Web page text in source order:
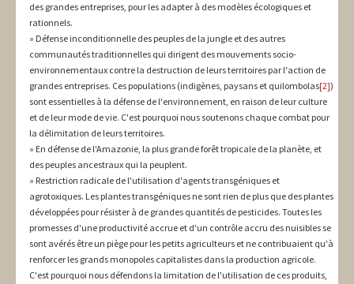
des grandes entreprises, pour les adapter à des modèles écologiques et
rationnels.
Défense inconditionnelle des peuples de la jungle et des autres
communautés traditionnelles qui dirigent des mouvements socio-
environnementaux contre la destruction de leurs territoires par l'action de
grandes entreprises. Ces populations (indigènes, paysans et quilombolas[2])
sont essentielles à la défense de l'environnement, en raison de leur culture
et de leur mode de vie. C'est pourquoi nous soutenons chaque combat pour
la délimitation de leurs territoires.
En défense de l'Amazonie, la plus grande forêt tropicale de la planète, et
des peuples ancestraux qui la peuplent.
Restriction radicale de l'utilisation d'agents transgéniques et
agrotoxiques. Les plantes transgéniques ne sont rien de plus que des plantes
développées pour résister à de grandes quantités de pesticides. Toutes les
promesses d'une productivité accrue et d'un contrôle accru des nuisibles se
sont avérés être un piège pour les petits agriculteurs et ne contribuaient qu'à
renforcer les grands monopoles capitalistes dans la production agricole.
C'est pourquoi nous défendons la limitation de l'utilisation de ces produits,